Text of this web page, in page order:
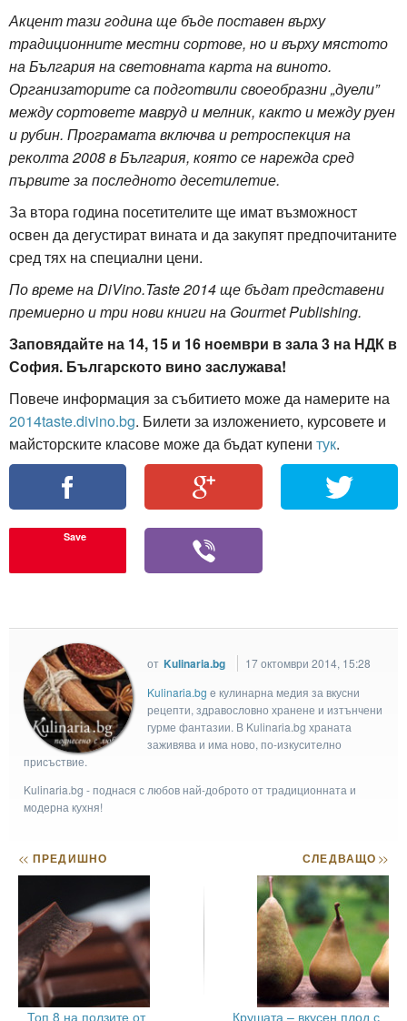
Акцент тази година ще бъде поставен върху
традиционните местни сортове, но и върху мястото
на България на световната карта на виното.
Организаторите са подготвили своеобразни „дуели”
между сортовете мавруд и мелник, както и между руен
и рубин. Програмата включва и ретроспекция на
реколта 2008 в България, която се нарежда сред
първите за последното десетилетие.
За втора година посетителите ще имат възможност
освен да дегустират вината и да закупят предпочитаните
сред тях на специални цени.
По време на DiVino.Taste 2014 ще бъдат представени
премиерно и три нови книги на Gourmet Publishing.
Заповядайте на 14, 15 и 16 ноември в зала 3 на НДК в
София. Българското вино заслужава!
Повече информация за събитието може да намерите на
2014taste.divino.bg. Билети за изложението, курсовете и
майсторските класове може да бъдат купени тук.
Save
от Kulinaria.bg
17 октомври 2014, 15:28
Kulinaria.bg e кулинарна медия за вкусни
рецепти, здравословно хранене и изтънчени
гурме фантазии. В Kulinaria.bg храната
заживява и има ново, по-изкусително
присъствие.
Kulinaria.bg - поднася с любов най-доброто от традиционната и
модерна кухня!
<< ПРЕДИШНО
Топ 8 на ползите от
СЛЕДВАЩО>>
Крушата – вкусен плод с